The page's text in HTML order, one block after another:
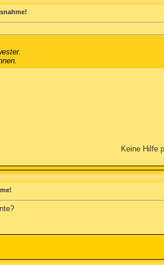
Keine Hilfe